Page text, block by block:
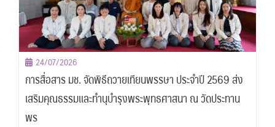
24/07/2026
การสื่อสาร มช. จัดพิธีถวายเทียนพรรษา ประจำปี 2569 ส่ง
เสริมคุณธรรมและทำนุบำรุงพระพุทธศาสนา ณ วัดประทาน
พร